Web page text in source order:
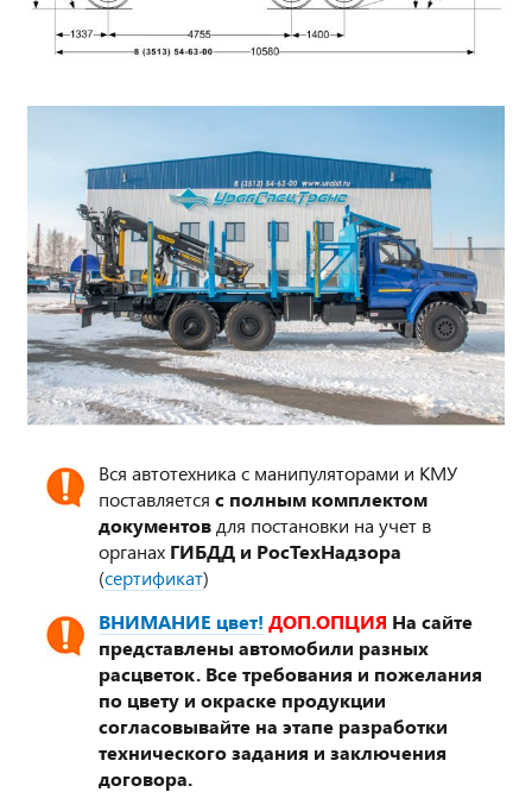
Вся автотехника с манипуляторами и КМУ
поставляется с полным комплектом
документов для постановки на учет в
органах ГИБДД и РосТехНадзора
(сертификат)
ВНИМАНИЕ цвет! ДОП.ОПЦИЯ На сайте
представлены автомобили разных
расцветок. Все требования и пожелания
по цвету и окраске продукции
согласовывайте на этапе разработки
технического задания и заключения
договора.